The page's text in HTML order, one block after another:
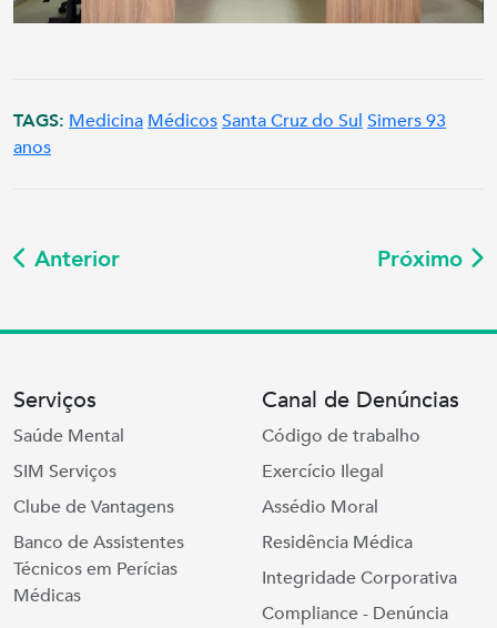
TAGS: Medicina MédicosSanta Cruz do Sul Simers 93
anos
Anterior Próximo
Serviços
Saúde Mental
SIM Serviços
Clube de Vantagens
Banco de Assistentes
Técnicos em Perícias
Médicas
Canal de Denúncias
Código de trabalho
Exercício Ilegal
Assédio Moral
Residência Médica
Integridade Corporativa
Compliance - Denúncia